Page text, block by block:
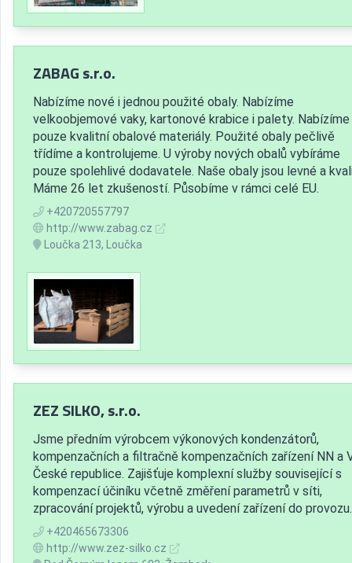
ZABAG s.r.o.
Nabízíme nové i jednou použité obaly. Nabízíme
velkoobjemové vaky, kartonové krabice i palety. Nabízíme
pouze kvalitní obalové materiály. Použité obaly pečlivě
třídíme a kontrolujeme. U výroby nových obalů vybíráme
pouze spolehlivé dodavatele. Naše obaly jsou levné a
Máme 26 let zkušeností. Působíme v rámci celé EU.
+420720557797
http://www.zabag.cz
Loučka 213, Loučka
ZEZ SILKO, s.r.o.
Jsme předním výrobcem výkonových kondenzátorů,
kompenzačních a filtračně kompenzačních zařízení NN a
České republice. Zajišťuje komplexní služby související s
kompenzací účiníku včetně změření parametrů v síti,
zpracování projektů, výrobu a uvedení zařízení do provozu.
+420465673306
http://www.zez-silko.cz